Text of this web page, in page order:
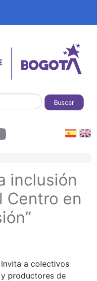
Buscar
de ayuda a la
inclusión
Centro en
Invita a colectivos
y productores de